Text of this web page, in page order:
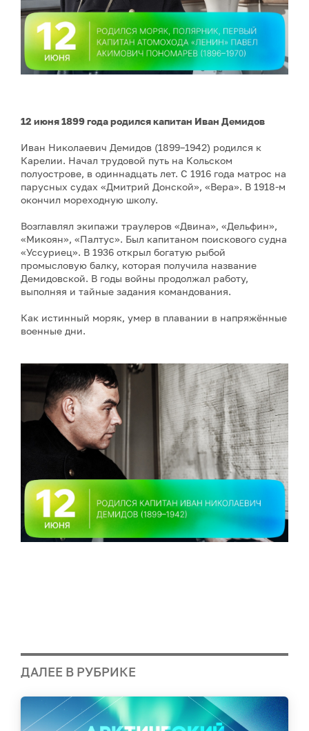
12 июня 1899 года родился капитан Иван Демидов
Иван Николаевич Демидов (1899–1942) родился к
Карелии. Начал трудовой путь на Кольском
полуострове, в одиннадцать лет. С 1916 года матрос на
парусных судах «Дмитрий Донской», «Вера». В 1918-м
окончил мореходную школу.
Возглавлял экипажи траулеров «Двина», «Дельфин»,
«Микоян», «Палтус». Был капитаном поискового судна
«Уссуриец». В 1936 открыл богатую рыбой
промысловую балку, которая получила название
Демидовской. В годы войны продолжал работу,
выполняя и тайные задания командования.
Как истинный моряк, умер в плавании в напряжённые
военные дни.
ДАЛЕЕ В РУБРИКЕ